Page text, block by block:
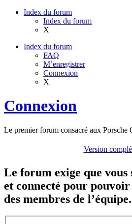
Index du forum
Index du forum
X
Index du forum
FAQ
M’enregistrer
Connexion
X
Connexion
Le premier forum consacré aux Porsche
Version
Le forum exige que vous
et connecté pour
des membres de l’équipe.